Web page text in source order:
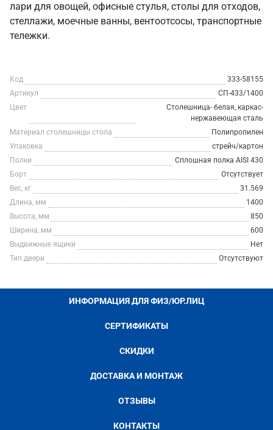
лари для овощей, офисные стулья, столы для отходов,
стеллажи, моечные ванны, вентоотсосы, транспортные
тележки.
Код
333-58155
Артикул
СП-433/1400
Цвет
Столешница- белая, каркас-
нержавеющая сталь
Материал столешницы стола
Полипропилен
Упаковка
стрейч/картон
Полки
Сплошная полка AISI 430
Борт
Отсутствует
Вес, кг
31.569
Длина, мм
1400
Высота, мм
850
Ширина, мм
600
Выдвижные ящики
Нет
Тип двери
Отсутствуют
ИНФОРМАЦИЯ ДЛЯ ФИЗ/ЮР.ЛИЦ
СЕРТИФИКАТЫ
СКИДКИ
ДОСТАВКА И МОНТАЖ
ОТЗЫВЫ
КОНТАКТЫ